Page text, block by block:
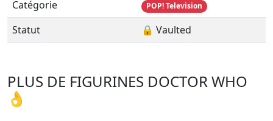
Catégorie
POP! Television
Statut 🔒 Vaulted
PLUS DE FIGURINES DOCTOR WHO
👌